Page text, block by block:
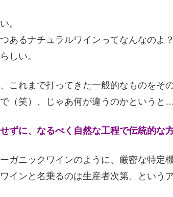
。
あるナチュラルワインってなんなのよ
しい。
これまで打ってきた一般的なものをそ
（笑）、じゃあ何が違うのかというと…
ずに、なるべく自然な工程で伝統的な
ガニックワインのように、厳密な特定
インと名乗るのは生産者次第、というア